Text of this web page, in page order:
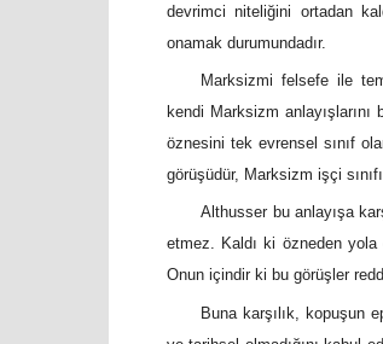
devrimci niteliğini ortadan
onamak durumundadır.
Marksizmi felsefe ile
kendi Marksizm
öznesini tek evrensel sınıf
görüşüdür, Marksizm işçi
Althusser bu anlayışa
etmez. Kaldı ki özneden yola
Onun içindir ki bu görüşler
Buna karşılık, kopuşun